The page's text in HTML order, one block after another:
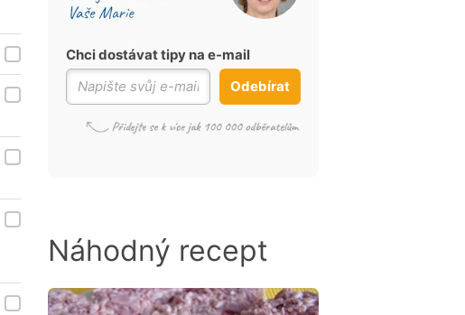
Chci dostávat tipy na e-mail
Odebírat
Náhodný recept